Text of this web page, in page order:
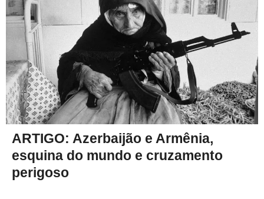
ARTIGO: Azerbaijão e Armênia,
esquina do mundo e cruzamento
perigoso